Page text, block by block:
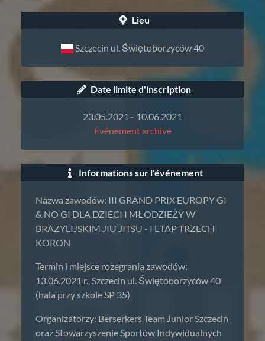
Lieu
Szczecin ul. Świętoborzyców 40
Date limite d'inscription
23.05.2021 - 10.06.2021
Événement archivé
Informations sur l'événement
Nazwa zawodów: III GRAND PRIX EUROPY GI
& NO GI DLA DZIECI I MŁODZIEŻY W
BRAZYLIJSKIM JIU JITSU - I ETAP TRZECH
KORON
Termin i miejsce rozegrania zawodów:
13.06.2021 r., Szczecin ul. Świętoborzyców 40
(hala przy szkole SP 35)
Organizatorzy: Berserkers Team Junior Szczecin
oraz Stowarzyszenie Sportów Indywidualnych